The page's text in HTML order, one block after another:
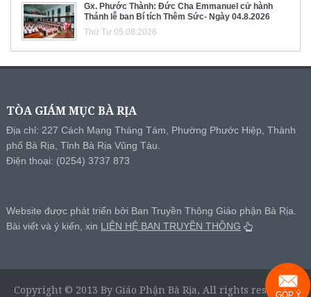
Gx. Phước Thành: Đức Cha Emmanuel cử hành
Thánh lễ ban Bí tích Thêm Sức- Ngày 04.8.2026
Thứ Tư 05.08.2026
TÒA GIÁM MỤC BÀ RỊA
Địa chỉ: 227 Cách Mạng Tháng Tám, Phường Phước Hiệp, Thành
phố Bà Rịa, Tỉnh Bà Rịa Vũng Tàu.
Điện thoại: (0254) 3737 873
Website được phát triển bởi Ban Truyền Thông Giáo phận Bà Rịa.
Bài viết và ý kiến, xin LIÊN HỆ BAN TRUYỀN THÔNG
Copyright © 2013 By Giáo Phận Bà Rịa, All rights reserved.
GÓP Ý